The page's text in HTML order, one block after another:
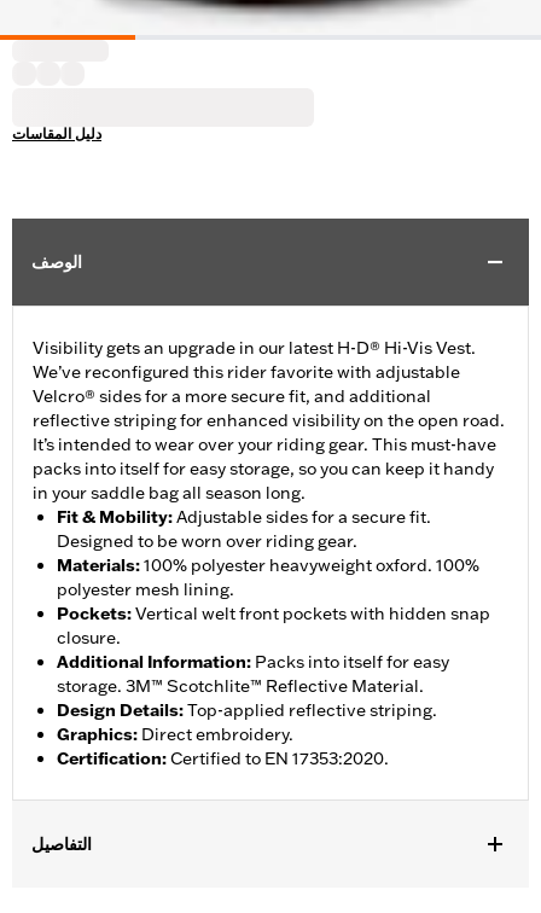
دليل المقاسات
الوصف
Visibility gets an upgrade in our latest H-D® Hi-Vis Vest.
We’ve reconfigured this rider favorite with adjustable
Velcro® sides for a more secure fit, and additional
reflective striping for enhanced visibility on the open road.
It’s intended to wear over your riding gear. This must-have
packs into itself for easy storage, so you can keep it handy
in your saddle bag all season long.
Fit & Mobility:Adjustable sides for a secure fit.
Designed to be worn over riding gear.
Materials:100% polyester heavyweight oxford. 100%
polyester mesh lining.
Pockets:Vertical welt front pockets with hidden snap
closure.
Additional Information: Packs into itself for easy
storage. 3M™ Scotchlite™ Reflective Material.
Design Details:Top-applied reflective striping.
Graphics: Direct embroidery.
Certification:Certified to EN 17353:2020.
التفاصيل